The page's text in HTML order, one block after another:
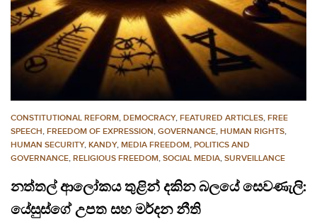
CONSTITUTIONAL REFORM, DEMOCRACY, FEATURED ARTICLES, FREE
SPEECH, FREEDOM OF EXPRESSION, GOVERNANCE, HUMAN RIGHTS,
HUMAN SECURITY, KANDY, MEDIA FREEDOM, POLITICS AND
GOVERNANCE, RELIGIOUS FREEDOM, SOCIAL MEDIA, SURVEILLANCE
නත්තල් ආලෝකය තුළින් දකින බලයේ සෙවණැලි:
යේසුස්ගේ උපත සහ මර්දන නීති